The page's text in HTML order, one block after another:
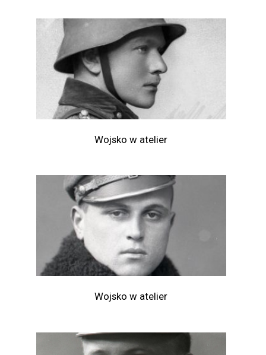
Wojsko w atelier
Wojsko w atelier